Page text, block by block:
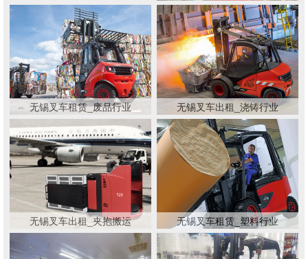
无锡叉车租赁_废品行业 无锡叉车出租_浇铸行业
无锡叉车出租_夹抱搬运 无锡叉车租赁_塑料行业